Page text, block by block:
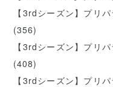
【3rdシーズン】プリ
(356)
【3rdシーズン】プリ
(408)
【3rdシーズン】プリ